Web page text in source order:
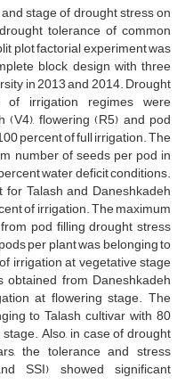
stage of drought stress on
tolerance of common
plot factorial experiment was
block design with three
in 2013 and 2014. Drought
irrigation regimes were
flowering (R5) and pod
percent of full irrigation. The
number of seeds per pod in
water deficit conditions.
Talash and Daneshkadeh
of irrigation. The maximum
pod filling drought stress
per plant was belonging to
irrigation at vegetative stage
from Daneshkadeh
at flowering stage. The
to Talash cultivar with 80
Also, in case of drought
the tolerance and stress
SSI) showed significant